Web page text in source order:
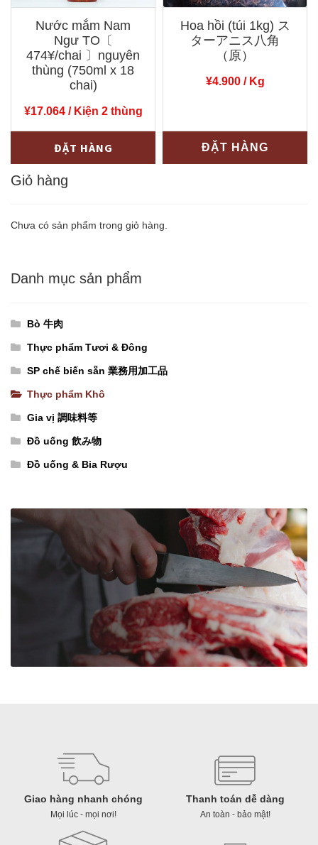
(400g
gói)
lượng
nguyên
thùng
(550g
【ベ
た
Nước mắm Nam
Ngư TO〔
474¥/chai 〕nguyên
thùng (750ml x 18
chai)
¥17.064/ Kiện 2 thùng
mắm
Nam
TO〔
nguyên
(750ml
x
chai)
số
lượng
ĐẶT HÀNG
Hoa hồi (túi 1kg) ス
ターアニス八角
（原）
¥4.900/ Kg
ĐẶT HÀNG
Giỏ hàng
Chưa có sản phẩm trong giỏ hàng.
Danh mục sản phẩm
Bò 牛肉
Thực phẩm Tươi & Đông
SP chế biến sẵn 業務用加工品
Thực phẩm Khô
Gia vị 調味料等
Đồ uống 飲み物
Đồ uống & Bia Rượu
Giao hàng nhanh chóng
Mọi lúc - mọi nơi!
Thanh toán dễ dàng
An toàn - bảo mật!